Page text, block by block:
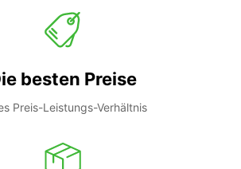
besten Preise
Preis-Leistungs-Verhältnis